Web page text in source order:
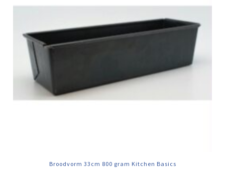
Broodvorm 33cm 800 gram Kitchen Basics